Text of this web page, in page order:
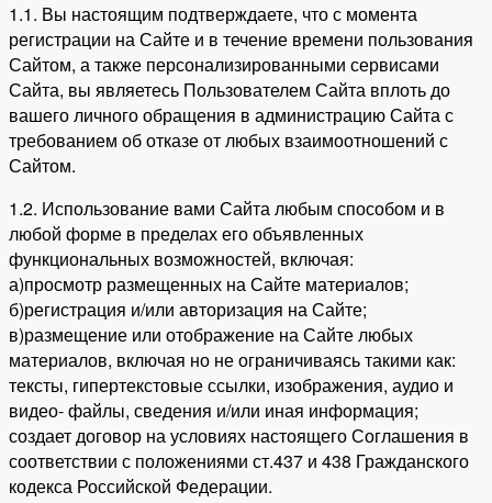
1.1. Вы настоящим подтверждаете, что с момента
регистрации на Сайте и в течение времени пользования
Сайтом, а также персонализированными сервисами
Сайта, вы являетесь Пользователем Сайта вплоть до
вашего личного обращения в администрацию Сайта с
требованием об отказе от любых взаимоотношений с
Сайтом.
1.2. Использование вами Сайта любым способом и в
любой форме в пределах его объявленных
функциональных возможностей, включая:
а)просмотр размещенных на Сайте материалов;
б)регистрация и/или авторизация на Сайте;
в)размещение или отображение на Сайте любых
материалов, включая но не ограничиваясь такими как:
тексты, гипертекстовые ссылки, изображения, аудио и
видео- файлы, сведения и/или иная информация;
создает договор на условиях настоящего Соглашения в
соответствии с положениями ст.437 и 438 Гражданского
кодекса Российской Федерации.